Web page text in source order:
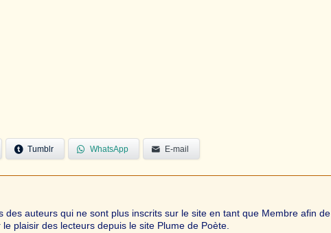
Tumblr WhatsApp E-mail
des auteurs qui ne sont plus inscrits sur le site en tant que Membre afin de
plaisir des lecteurs depuis le site Plume de Poète.